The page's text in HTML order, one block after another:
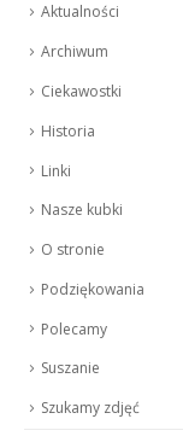
Aktualności
Archiwum
Ciekawostki
Historia
Linki
Nasze kubki
O stronie
Podziękowania
Polecamy
Suszanie
Szukamy zdjęć